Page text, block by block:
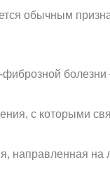
обычным
болезни –
с которыми
на